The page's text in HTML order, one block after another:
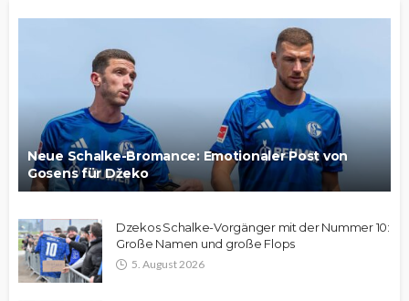
Neue Schalke-Bromance: Emotionaler Post von
Gosens für Džeko
Dzekos Schalke-Vorgänger mit der Nummer 10:
Große Namen und große Flops
5. August 2026